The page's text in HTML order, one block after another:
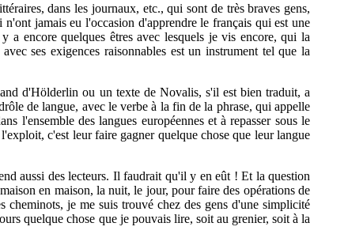
dans les journaux, etc., qui sont de très braves gens,
jamais eu l'occasion d'apprendre le français qui est une
encore quelques êtres avec lesquels je vis encore, qui la
ses exigences raisonnables est un instrument tel que la
d'Hölderlin ou un texte de Novalis, s'il est bien traduit, a
de langue, avec le verbe à la fin de la phrase, qui appelle
l'ensemble des langues européennes et à repasser sous le
c'est leur faire gagner quelque chose que leur langue
aussi des lecteurs. Il faudrait qu'il y en eût ! Et la question
en maison, la nuit, le jour, pour faire des opérations de
cheminots, je me suis trouvé chez des gens d'une simplicité
quelque chose que je pouvais lire, soit au grenier, soit à la